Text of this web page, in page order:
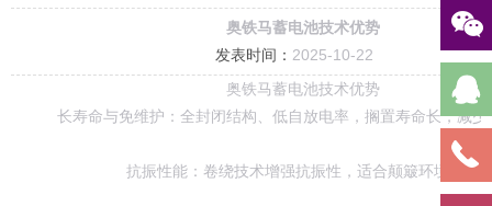
奥铁马蓄电池技术优势
发表时间： 2025-10-22
奥铁马蓄电池技术优势
长寿命与免维护‌：全封闭结构、低自放电率，搁置寿命长，减少
‌抗振性能‌：卷绕技术增强抗振性，适合颠簸环境使用‌